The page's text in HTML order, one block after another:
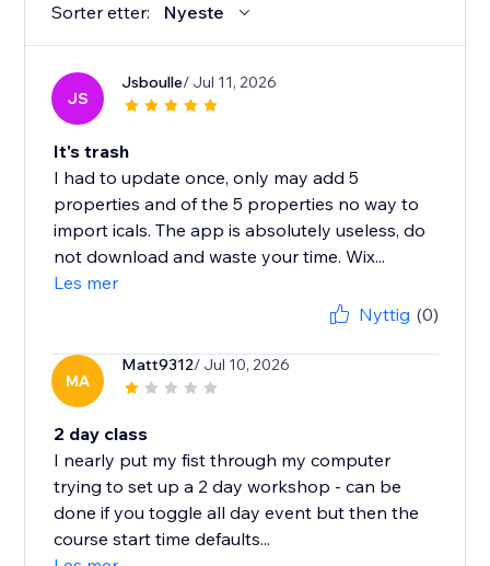
Sorter etter: Nyeste
JS
Jsboulle/ Jul 11, 2026
It's trash
I had to update once, only may add 5
properties and of the 5 properties no way to
import icals. The app is absolutely useless, do
not download and waste your time. Wix...
Les mer
Nyttig (0)
MA
Matt9312/ Jul 10, 2026
2 day class
I nearly put my fist through my computer
trying to set up a 2 day workshop - can be
done if you toggle all day event but then the
course start time defaults...